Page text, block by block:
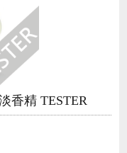
香精 TESTER